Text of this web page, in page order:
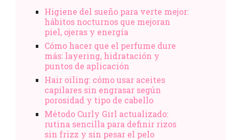
Higiene del sueño para verte mejor:
hábitos nocturnos que mejoran
piel, ojeras y energía
Cómo hacer que el perfume dure
más: layering, hidratación y
puntos de aplicación
Hair oiling: cómo usar aceites
capilares sin engrasar según
porosidad y tipo de cabello
Método Curly Girl actualizado:
rutina sencilla para definir rizos
sin frizz y sin pesar el pelo